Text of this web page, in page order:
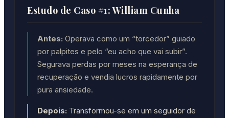
Estudo de Caso #1: William Cunha
Antes: Operava como um “torcedor” guiado
por palpites e pelo “eu acho que vai subir”.
Segurava perdas por meses na esperança de
recuperação e vendia lucros rapidamente por
pura ansiedade.
Depois: Transformou-se em um seguidor de